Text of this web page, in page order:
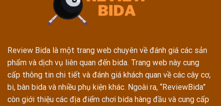
Review Bida là một trang web chuyên về đánh giá các sản
phẩm và dịch vụ liên quan đến bida. Trang web này cung
cấp thông tin chi tiết và đánh giá khách quan về các cây cơ,
bi, bàn bida và nhiều phụ kiện khác. Ngoài ra, “ReviewBida”
còn giới thiệu các địa điểm chơi bida hàng đầu và cung cấp